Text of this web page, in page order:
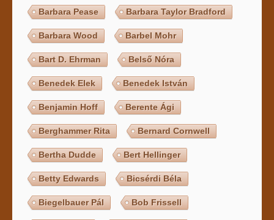
Barbara Pease Barbara Taylor Bradford
Barbara Wood Barbel Mohr
Bart D. Ehrman Belső Nóra
Benedek Elek Benedek István
Benjamin Hoff Berente Ági
Berghammer Rita Bernard Cornwell
Bertha Dudde Bert Hellinger
Betty Edwards Bicsérdi Béla
Biegelbauer Pál Bob Frissell